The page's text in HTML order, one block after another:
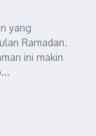
yang
Ramadan.
ini makin